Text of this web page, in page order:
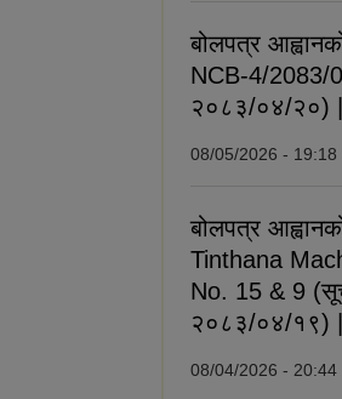
बोलपत्र
NCB-4/2083/
२०८३/०४/२०) |
08/05/2026 - 19:18
बोलपत्र
Tinthana
No. 15 & 9
२०८३/०४/१९) |
08/04/2026 - 20:44